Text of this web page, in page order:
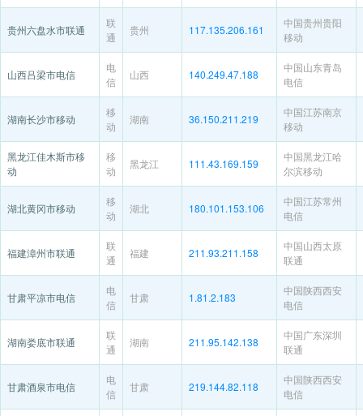
贵州六盘水市联通
联
通
贵州 117.135.206.161
中国贵州贵阳
移动
山西吕梁市电信
电
信
山西 140.249.47.188
中国山东青岛
电信
湖南长沙市移动
移
动
湖南 36.150.211.219
中国江苏南京
移动
黑龙江佳木斯市移
动
移
动
黑龙江 111.43.169.159
中国黑龙江哈
尔滨移动
湖北黄冈市移动
移
动
湖北 180.101.153.106
中国江苏常州
电信
福建漳州市联通
联
通
福建 211.93.211.158
中国山西太原
联通
甘肃平凉市电信
电
信
甘肃 1.81.2.183
中国陕西西安
电信
湖南娄底市联通
联
通
湖南 211.95.142.138
中国广东深圳
联通
甘肃酒泉市电信
电
信
甘肃 219.144.82.118
中国陕西西安
电信